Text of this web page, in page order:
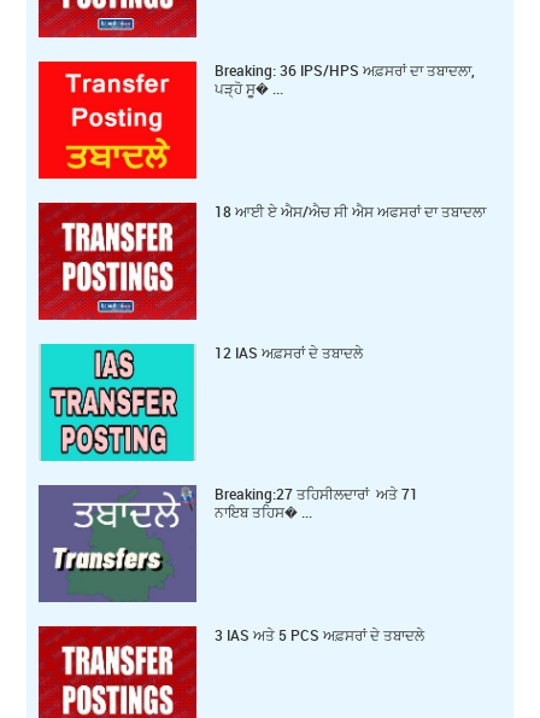
Breaking: 36 IPS/HPS ਅਫ਼ਸਰਾਂ ਦਾ ਤਬਾਦਲਾ,
ਪੜ੍ਹੋ ਸੂ� ...
18 ਆਈ ਏ ਐਸ/ਐਚ ਸੀ ਐਸ ਅਫਸਰਾਂ ਦਾ ਤਬਾਦਲਾ
12 IAS ਅਫ਼ਸਰਾਂ ਦੇ ਤਬਾਦਲੇ
Breaking:27 ਤਹਿਸੀਲਦਾਰਾਂ ਅਤੇ 71
ਨਾਇਬ ਤਹਿਸ� ...
3 IAS ਅਤੇ 5 PCS ਅਫ਼ਸਰਾਂ ਦੇ ਤਬਾਦਲੇ